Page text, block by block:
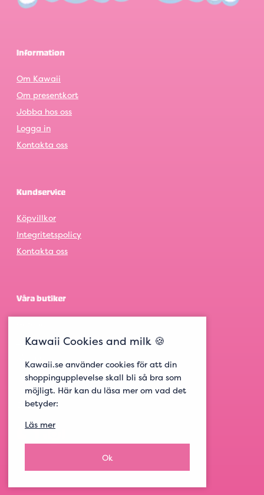
Information
Om Kawaii
Om presentkort
Jobba hos oss
Logga in
Kontakta oss
Kundservice
Köpvillkor
Integritetspolicy
Kontakta oss
Våra butiker
Stockholm
Get social
Kawaii Cookies and milk 🍪
Kawaii.se använder cookies för att din
shoppingupplevelse skall bli så bra som
möjligt. Här kan du läsa mer om vad det
betyder:
Läs mer
Ok